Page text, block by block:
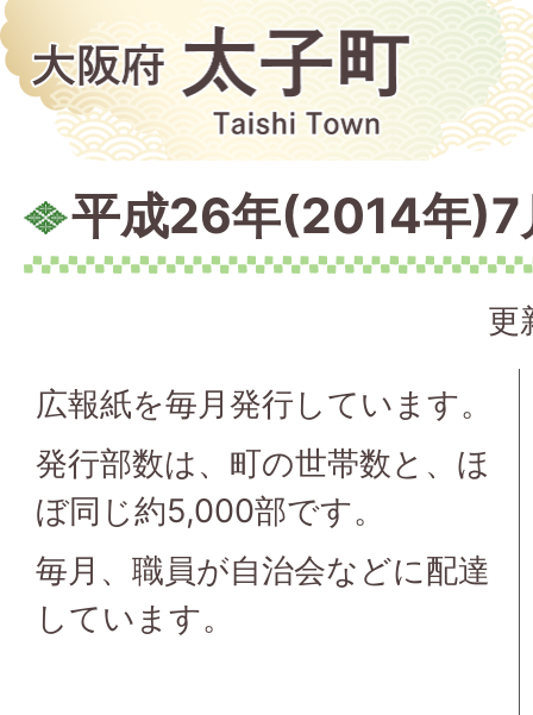
平成26年(2014年)7
更
広報紙を毎月発行しています。
発行部数は、町の世帯数と、ほ
ぼ同じ約5,000部です。
毎月、職員が自治会などに配達
しています。